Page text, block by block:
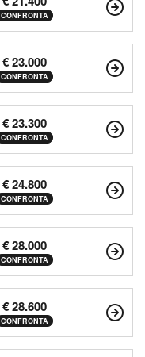
CONFRONTA
€ 23.000
CONFRONTA
€ 23.300
CONFRONTA
€ 24.800
CONFRONTA
€ 28.000
CONFRONTA
€ 28.600
CONFRONTA